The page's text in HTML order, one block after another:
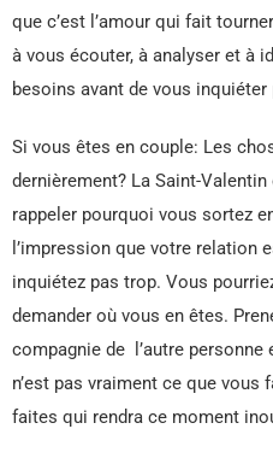
que c’est l’amour qui fait
à vous écouter, à analyser et à
besoins avant de vous
Si vous êtes en couple: Les
dernièrement? La Saint-
rappeler pourquoi vous sortez
l’impression que votre relation
inquiétez pas trop. Vous
demander où vous en êtes.
compagnie de l’autre
n’est pas vraiment ce que
faites qui rendra ce moment